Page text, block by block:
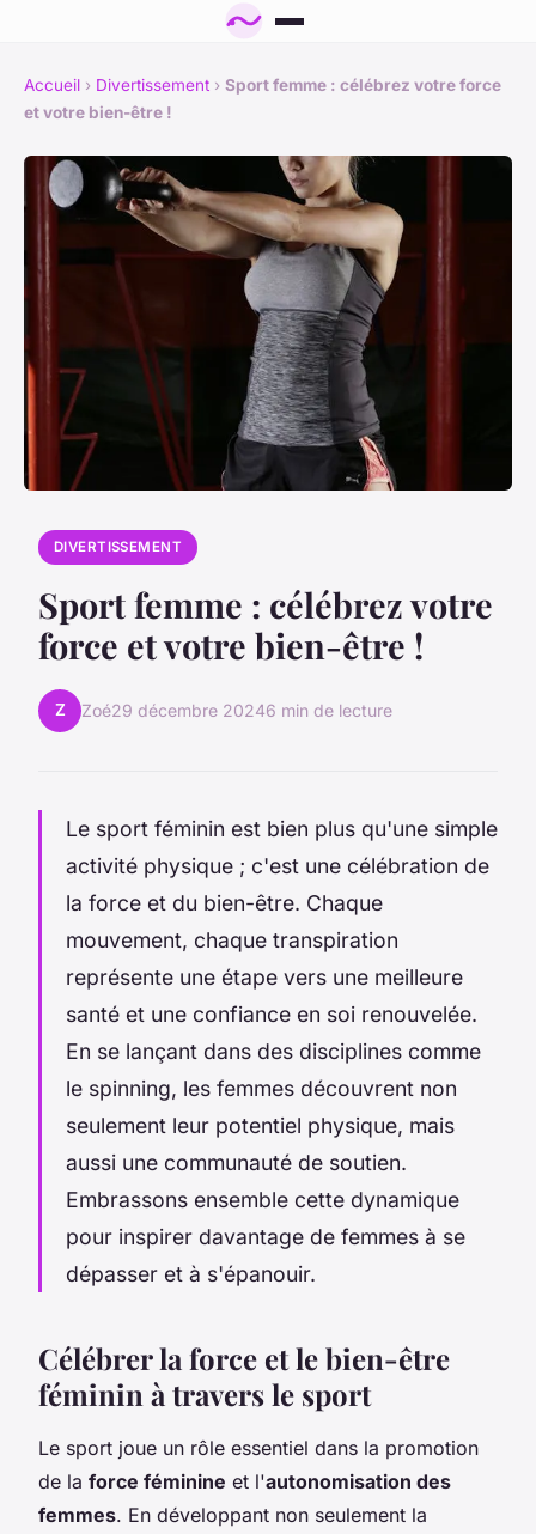
Accueil › Divertissement › Sport femme : célébrez votre force
et votre bien-être !
DIVERTISSEMENT
Sport femme : célébrez votre
force et votre bien-être !
Z Zoé29 décembre 20246 min de lecture
Le sport féminin est bien plus qu'une simple
activité physique ; c'est une célébration de
la force et du bien-être. Chaque
mouvement, chaque transpiration
représente une étape vers une meilleure
santé et une confiance en soi renouvelée.
En se lançant dans des disciplines comme
le spinning, les femmes découvrent non
seulement leur potentiel physique, mais
aussi une communauté de soutien.
Embrassons ensemble cette dynamique
pour inspirer davantage de femmes à se
dépasser et à s'épanouir.
Célébrer la force et le bien-être
féminin à travers le sport
Le sport joue un rôle essentiel dans la promotion
de la force féminine et l'autonomisation des
femmes. En développant non seulement la